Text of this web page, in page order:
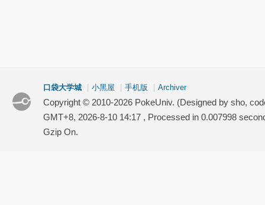
口袋大学城 小黑屋 手机版 Archiver
Copyright © 2010-2026 PokeUniv. (Designed by sho,
GMT+8, 2026-8-10 14:17 , Processed in 0.007998
Gzip On.